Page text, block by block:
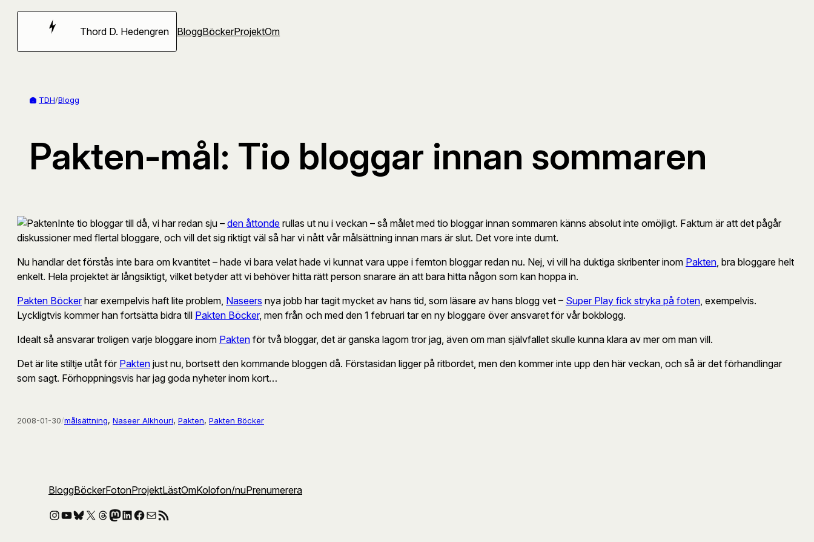
Hoppa
Thord D. Hedengren BloggBöckerProjektOm
TDH/Blogg
Pakten-mål: Tio bloggar innan sommaren
Inte tio bloggar till då, vi har redan sju – den åttonde rullas ut nu i veckan – så målet med tio bloggar innan sommaren känns absolut inte omöjligt. Faktum är att det pågår
diskussioner med flertal bloggare, och vill det sig riktigt väl så har vi nått vår målsättning innan mars är slut. Det vore inte dumt.
Nu handlar det förstås inte bara om kvantitet – hade vi bara velat hade vi kunnat vara uppe i femton bloggar redan nu. Nej, vi vill ha duktiga skribenter inom Pakten , bra bloggare helt
enkelt. Hela projektet är långsiktigt, vilket betyder att vi behöver hitta rätt person snarare än att bara hitta någon som kan hoppa in.
Pakten Böcker har exempelvis haft lite problem, Naseers nya jobb har tagit mycket av hans tid, som läsare av hans blogg vet – Super Play fick stryka på foten , exempelvis.
Lyckligtvis kommer han fortsätta bidra till Pakten Böcker, men från och med den 1 februari tar en ny bloggare över ansvaret för vår bokblogg.
Idealt så ansvarar troligen varje bloggare inom Pakten för två bloggar, det är ganska lagom tror jag, även om man självfallet skulle kunna klara av mer om man vill.
Det är lite stiltje utåt för Pakten just nu, bortsett den kommande bloggen då. Förstasidan ligger på ritbordet, men den kommer inte upp den här veckan, och så är det förhandlingar
som sagt. Förhoppningsvis har jag goda nyheter inom kort…
2008-01-30/målsättning, Naseer Alkhouri, Pakten, Pakten Böcker
BloggBöckerFotonProjektLästOmKolofon/nuPrenumerera
Instagram
YouTube
Bluesky
X Threads
Mastodon
LinkedIn
Facebook
E-postRSS-flöde